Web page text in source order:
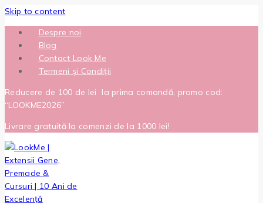
Skip to content
Despre noi
Blog
Contact Look Me
Termeni și Condiții
Reducere de 100 de lei la prima comandă, promo cod:
“LOOKME2026”
Livrare gratuită la comenzi de la 1000 lei!